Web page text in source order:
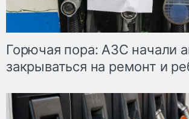
Горючая пора: АЗС начали
закрываться на ремонт и